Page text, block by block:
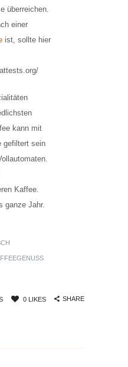
überreichen.
einer
ist, sollte hier
kann mit
gefiltert sein
Kaffee.
ganze Jahr.
0LIKES SHARE